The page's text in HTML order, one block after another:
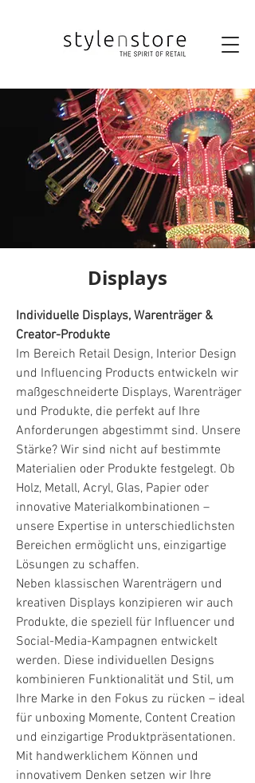
Displays
Individuelle Displays, Warenträger &
Creator-Produkte
Im Bereich Retail Design, Interior Design
und Influencing Products entwickeln wir
maßgeschneiderte Displays, Warenträger
und Produkte, die perfekt auf Ihre
Anforderungen abgestimmt sind. Unsere
Stärke? Wir sind nicht auf bestimmte
Materialien oder Produkte festgelegt. Ob
Holz, Metall, Acryl, Glas, Papier oder
innovative Materialkombinationen –
unsere Expertise in unterschiedlichsten
Bereichen ermöglicht uns, einzigartige
Lösungen zu schaffen.
Neben klassischen Warenträgern und
kreativen Displays konzipieren wir auch
Produkte, die speziell für Influencer und
Social-Media-Kampagnen entwickelt
werden. Diese individuellen Designs
kombinieren Funktionalität und Stil, um
Ihre Marke in den Fokus zu rücken – ideal
für unboxing Momente, Content Creation
und einzigartige Produktpräsentationen.
Mit handwerklichem Können und
innovativem Denken setzen wir Ihre